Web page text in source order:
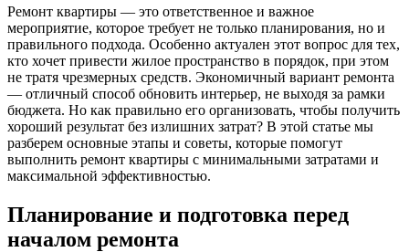
Ремонт квартиры — это ответственное и важное
мероприятие, которое требует не только планирования, но и
правильного подхода. Особенно актуален этот вопрос для тех,
кто хочет привести жилое пространство в порядок, при этом
не тратя чрезмерных средств. Экономичный вариант ремонта
— отличный способ обновить интерьер, не выходя за рамки
бюджета. Но как правильно его организовать, чтобы получить
хороший результат без излишних затрат? В этой статье мы
разберем основные этапы и советы, которые помогут
выполнить ремонт квартиры с минимальными затратами и
максимальной эффективностью.
Планирование и подготовка перед
началом ремонта